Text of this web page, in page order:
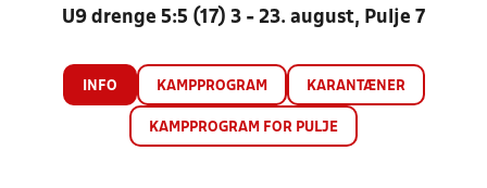
U9 drenge 5:5 (17) 3 - 23. august, Pulje 7
INFO KAMPPROGRAM KARANTÆNER
KAMPPROGRAM FOR PULJE